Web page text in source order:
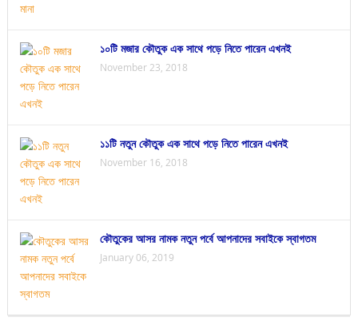
১০টি মজার কৌতুক এক সাথে পড়ে নিতে পারেন এখনই
November 23, 2018
১১টি নতুন কৌতুক এক সাথে পড়ে নিতে পারেন এখনই
November 16, 2018
কৌতুকের আসর নামক নতুন পর্বে আপনাদের সবাইকে স্বাগতম
January 06, 2019